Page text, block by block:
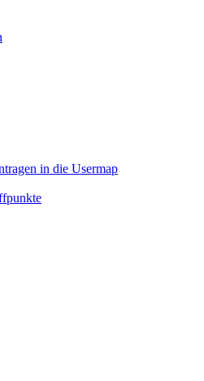
in die Usermap